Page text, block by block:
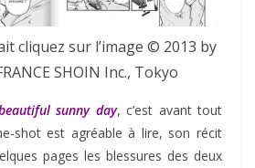
cliquez sur l’image © 2013 by
SHOIN Inc., Tokyo
sunny day, c’est avant tout
shot est agréable à lire, son récit
pages les blessures des deux